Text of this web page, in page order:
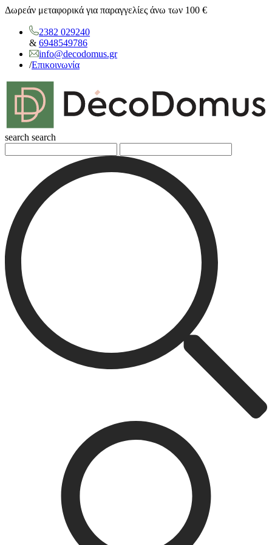
Δωρεάν μεταφορικά για παραγγελίες άνω των 100 €
2382 029240
& 6948549786
info@decodomus.gr
/Επικοινωνία
search search